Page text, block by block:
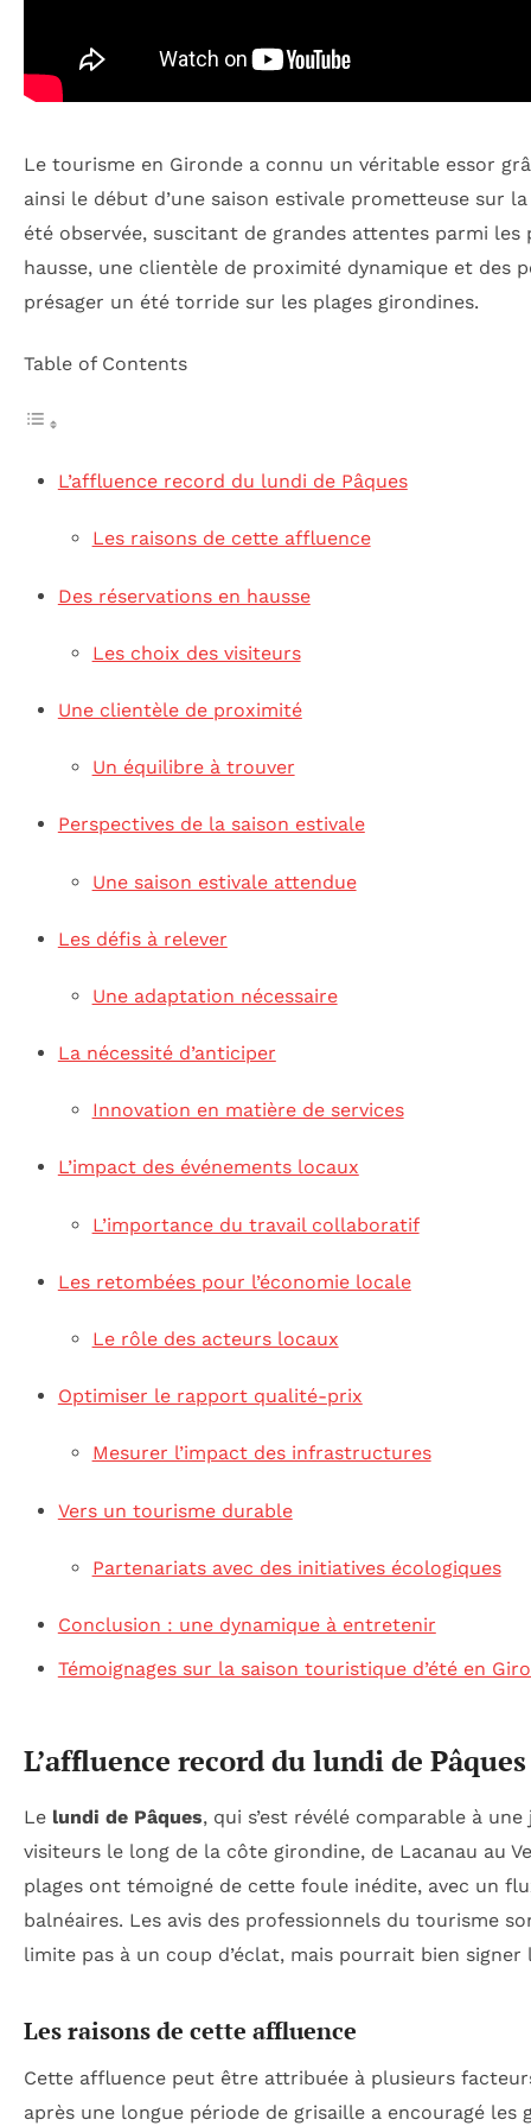
Le tourisme en Gironde a connu un véritable essor
ainsi le début d’une saison estivale prometteuse sur
été observée, suscitant de grandes attentes parmi
hausse, une clientèle de proximité dynamique et des
présager un été torride sur les plages girondines.
Table of Contents
L’affluence record du lundi de Pâques
Les raisons de cette affluence
Des réservations en hausse
Les choix des visiteurs
Une clientèle de proximité
Un équilibre à trouver
Perspectives de la saison estivale
Une saison estivale attendue
Les défis à relever
Une adaptation nécessaire
La nécessité d’anticiper
Innovation en matière de services
L’impact des événements locaux
L’importance du travail collaboratif
Les retombées pour l’économie locale
Le rôle des acteurs locaux
Optimiser le rapport qualité-prix
Mesurer l’impact des infrastructures
Vers un tourisme durable
Partenariats avec des initiatives écologiques
Conclusion : une dynamique à entretenir
Témoignages sur la saison touristique d’été en
L’affluence record du lundi de Pâques
Le lundi de Pâques, qui s’est révélé comparable à
visiteurs le long de la côte girondine, de Lacanau au
plages ont témoigné de cette foule inédite, avec un
balnéaires. Les avis des professionnels du tourisme
limite pas à un coup d’éclat, mais pourrait bien signer
Les raisons de cette affluence
Cette affluence peut être attribuée à plusieurs
après une longue période de grisaille a encouragé